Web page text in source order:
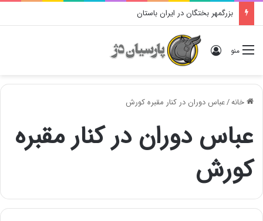
بزرگمهر بختگان در ایران باستان
منو ورود
خانه/عباس دوران در کنار مقبره کورش
عباس دوران در کنار مقبره
کورش